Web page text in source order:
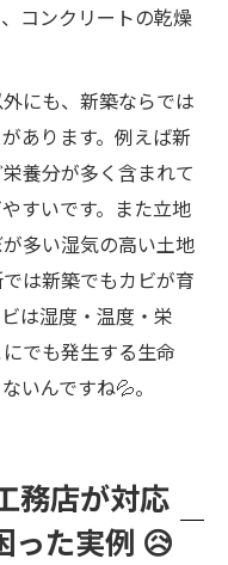
コンクリートの乾燥
外にも、新築ならでは
あります。例えば新
養分が多く含まれて
すいです。また立地
多い湿気の高い土地
は新築でもカビが育
は湿度・温度・栄
でも発生する生命
いんですね💦。
務店が対応
った実例 😥